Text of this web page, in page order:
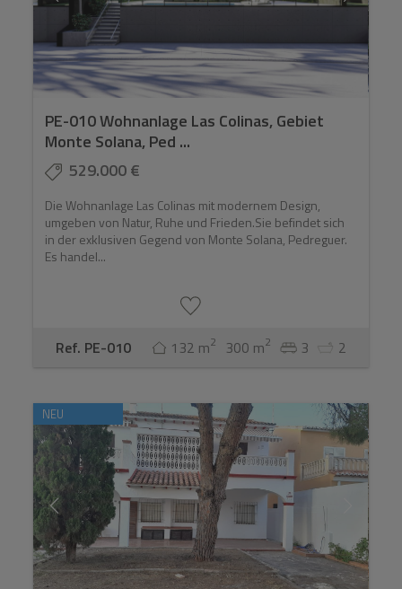
PE-010 Wohnanlage Las Colinas, Gebiet
Monte Solana, Ped ...
529.000 €
Die Wohnanlage Las Colinas mit modernem Design,
umgeben von Natur, Ruhe und Frieden.Sie befindet sich
in der exklusiven Gegend von Monte Solana, Pedreguer.
Es handel...
Ref. PE-010 132 m2 300 m2 3 2
NEU